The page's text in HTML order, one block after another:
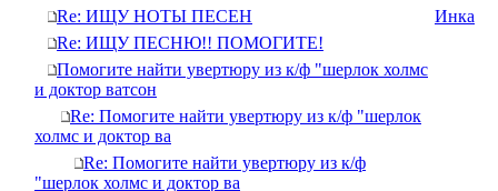
Re: ИЩУ НОТЫ ПЕСЕН
Инка
Re: ИЩУ ПЕСНЮ!! ПОМОГИТЕ!
Помогите найти увертюру из к/ф "шерлок холмс
и доктор ватсон
Re: Помогите найти увертюру из к/ф "шерлок
холмс и доктор ва
Re: Помогите найти увертюру из к/ф
"шерлок холмс и доктор ва